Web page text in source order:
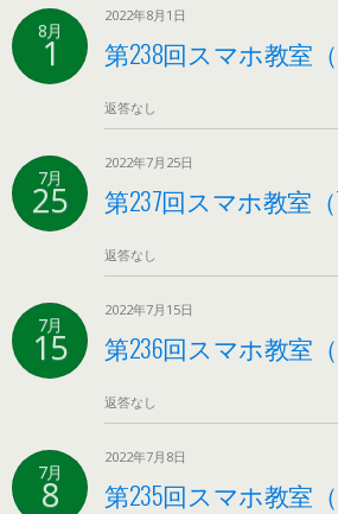
8月
1
2022年8月1日
第238回スマホ教室（
返答なし
7月
25
2022年7月25日
第237回スマホ教室（
返答なし
7月
15
2022年7月15日
第236回スマホ教室
返答なし
7月
8
2022年7月8日
第235回スマホ教室（